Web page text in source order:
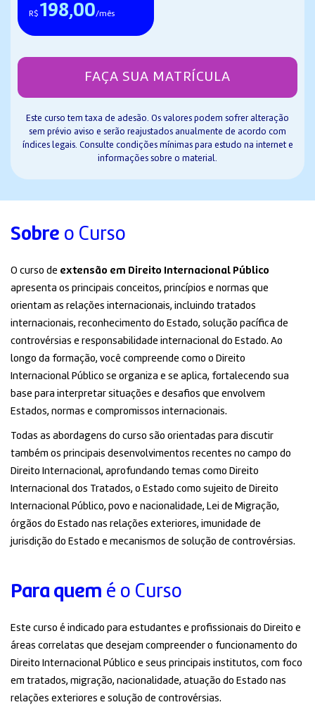
Sobre o Curso
O curso de extensão em Direito Internacional Público
apresenta os principais conceitos, princípios e normas que
orientam as relações internacionais, incluindo tratados
internacionais, reconhecimento do Estado, solução pacífica de
controvérsias e responsabilidade internacional do Estado. Ao
longo da formação, você compreende como o Direito
Internacional Público se organiza e se aplica, fortalecendo sua
base para interpretar situações e desafios que envolvem
Estados, normas e compromissos internacionais.
Todas as abordagens do curso são orientadas para discutir
também os principais desenvolvimentos recentes no campo do
Direito Internacional, aprofundando temas como Direito
Internacional dos Tratados, o Estado como sujeito de Direito
Internacional Público, povo e nacionalidade, Lei de Migração,
órgãos do Estado nas relações exteriores, imunidade de
jurisdição do Estado e mecanismos de solução de controvérsias.
Para quem é o Curso
Este curso é indicado para estudantes e profissionais do Direito e
áreas correlatas que desejam compreender o funcionamento do
Direito Internacional Público e seus principais institutos, com foco
em tratados, migração, nacionalidade, atuação do Estado nas
relações exteriores e solução de controvérsias.
R$ 198,00/mês
FAÇA SUA MATRÍCULA
Este curso tem taxa de adesão. Os valores podem sofrer alteração
sem prévio aviso e serão reajustados anualmente de acordo com
índices legais. Consulte condições mínimas para estudo na internet e
informações sobre o material.